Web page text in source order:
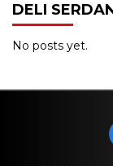
DELI
No posts yet.